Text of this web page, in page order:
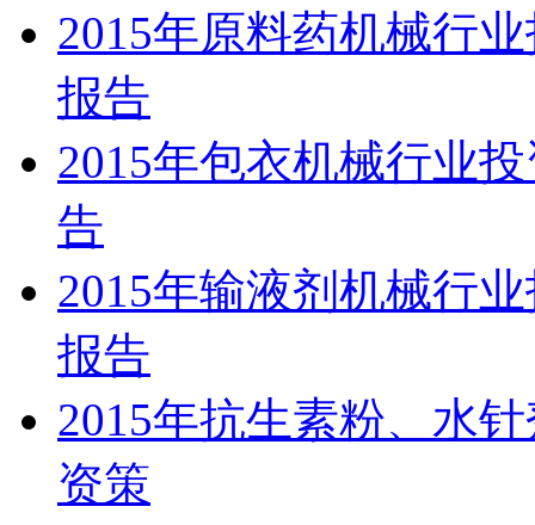
2015年原料药机械行
报告
2015年包衣机械行业
告
2015年输液剂机械行
报告
2015年抗生素粉、水
资策